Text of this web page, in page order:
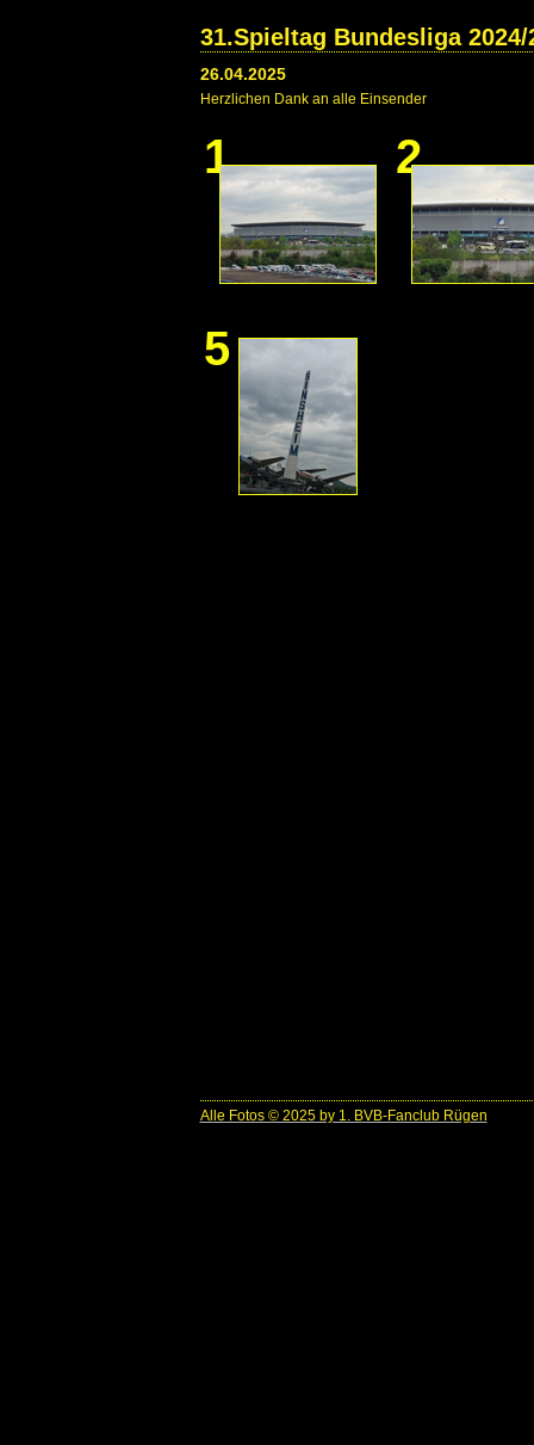
31.Spieltag Bundesliga
26.04.2025
Herzlichen Dank an alle Einsender
1 2
5
Alle Fotos © 2025 by 1. BVB-Fanclub Rügen